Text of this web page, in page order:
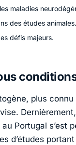
maladies
des études animales.
défis majeurs.
plus
au Portugal s’est
d’études